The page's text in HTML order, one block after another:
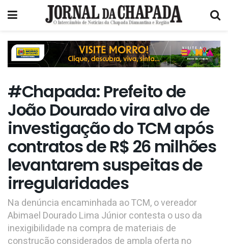
#Chapada: Prefeito de
João Dourado vira alvo de
investigação do TCM após
contratos de R$ 26 milhões
levantarem suspeitas de
irregularidades
Na denúncia encaminhada ao TCM, o vereador
Abimael Dourado Lima Júnior contesta o uso da
inexigibilidade na compra de materiais de
construção considerados de ampla oferta no